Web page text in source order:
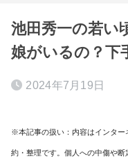
池田秀一の若い
娘がいるの？下
2024年7月19日
※本記事の扱い：内容はインター
約・整理です。個人への中傷や